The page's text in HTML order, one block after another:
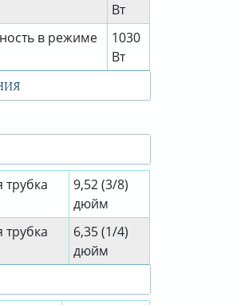
Вт
в режиме
1030
Вт
9,52 (3/8)
дюйм
6,35 (1/4)
дюйм